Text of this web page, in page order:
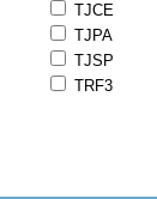
TJCE
TJPA
TJSP
TRF3